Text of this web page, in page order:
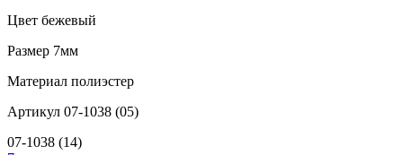
Цвет бежевый
Размер 7мм
Материал полиэстер
Артикул 07-1038 (05)
07-1038 (14)